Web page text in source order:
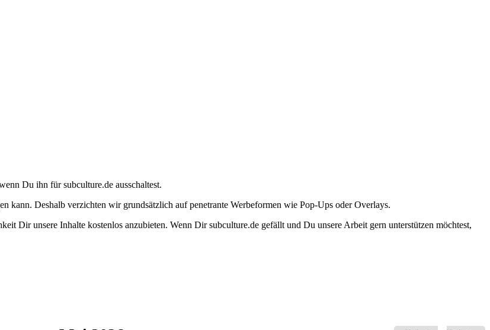
Du ihn für subculture.de ausschaltest.
kann. Deshalb verzichten wir grundsätzlich auf penetrante Werbeformen wie Pop-Ups oder Overlays.
Dir unsere Inhalte kostenlos anzubieten. Wenn Dir subculture.de gefällt und Du unsere Arbeit gern unterstützen möchtest,